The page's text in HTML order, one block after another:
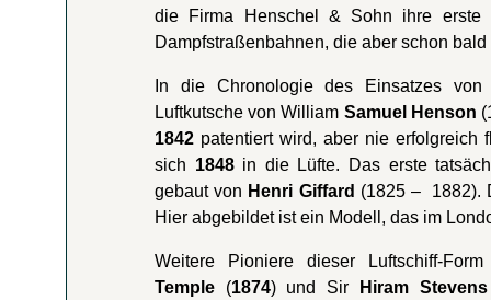
die Firma Henschel & Sohn ihre
Dampfstraßenbahnen, die aber schon
In die Chronologie des Einsatzes von
Luftkutsche von William Samuel Henson
1842 patentiert wird, aber nie erfolgreich
sich 1848in die Lüfte. Das erste
gebaut von Henri Giffard (1825 – 1882).
Hier abgebildet ist ein Modell, das im
Weitere Pioniere dieser Luftschiff-
Temple (1874) und Sir
Hiram